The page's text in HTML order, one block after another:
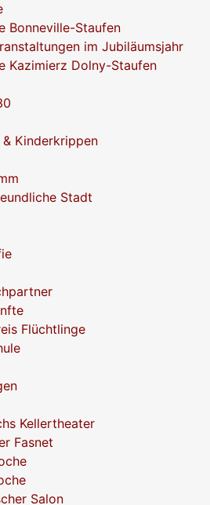
Bonneville-Staufen
im Jubiläumsjahr
Kazimierz Dolny-Staufen
Kinderkrippen
Stadt
Flüchtlinge
Kellertheater
Fasnet
Salon